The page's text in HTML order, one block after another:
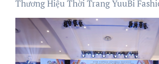
Thương Hiệu Thời Trang YuuBi